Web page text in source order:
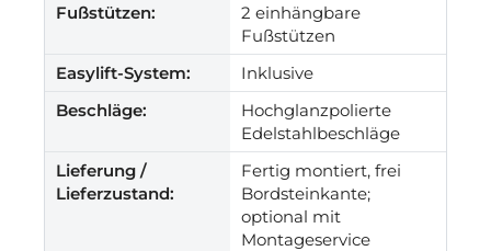
Fußstützen:
2 einhängbare
Fußstützen
Easylift-System:
Inklusive
Beschläge:
Hochglanzpolierte
Edelstahlbeschläge
Lieferung /
Lieferzustand:
Fertig montiert, frei
Bordsteinkante;
optional mit
Montageservice